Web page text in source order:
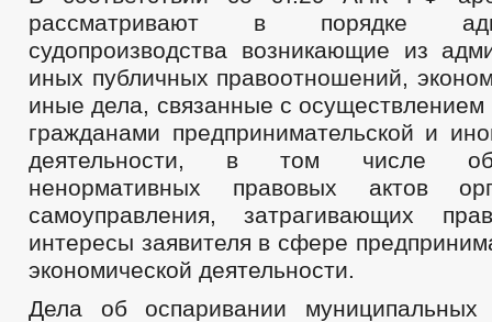
рассматривают в порядке
судопроизводства возникающие из
иных публичных правоотношений,
иные дела, связанные с осуществлением
гражданами предпринимательской и
деятельности, в том числе об
ненормативных правовых актов
самоуправления, затрагивающих
интересы заявителя в сфере
экономической деятельности.
Дела об оспаривании муниципальных